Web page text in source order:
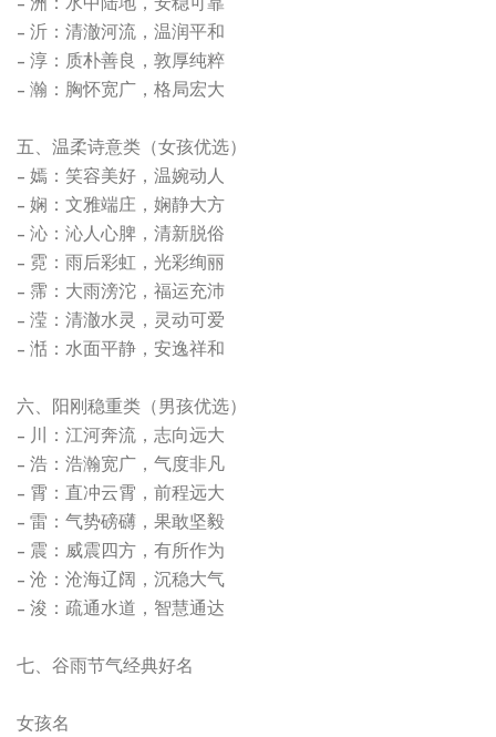
- 沂：清澈河流，温润平和
- 淳：质朴善良，敦厚纯粹
- 瀚：胸怀宽广，格局宏大
五、温柔诗意类（女孩优选）
- 嫣：笑容美好，温婉动人
- 娴：文雅端庄，娴静大方
- 沁：沁人心脾，清新脱俗
- 霓：雨后彩虹，光彩绚丽
- 霈：大雨滂沱，福运充沛
- 滢：清澈水灵，灵动可爱
- 湉：水面平静，安逸祥和
六、阳刚稳重类（男孩优选）
- 川：江河奔流，志向远大
- 浩：浩瀚宽广，气度非凡
- 霄：直冲云霄，前程远大
- 雷：气势磅礴，果敢坚毅
- 震：威震四方，有所作为
- 沧：沧海辽阔，沉稳大气
- 浚：疏通水道，智慧通达
七、谷雨节气经典好名
女孩名